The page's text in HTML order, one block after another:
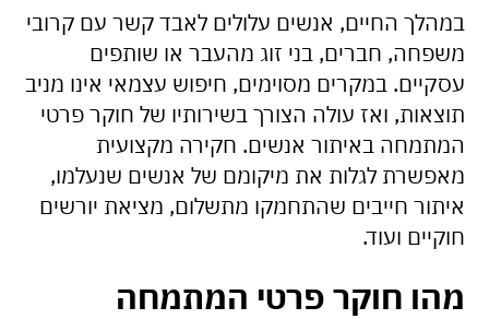
במהלך החיים, אנשים עלולים לאבד קשר עם קרובי
משפחה, חברים, בני זוג מהעבר או שותפים
עסקיים. במקרים מסוימים, חיפוש עצמאי אינו מניב
תוצאות, ואז עולה הצורך בשירותיו של חוקר פרטי
המתמחה באיתור אנשים. חקירה מקצועית
מאפשרת לגלות את מיקומם של אנשים שנעלמו,
איתור חייבים שהתחמקו מתשלום, מציאת יורשים
חוקיים ועוד.
מהו חוקר פרטי המתמחה